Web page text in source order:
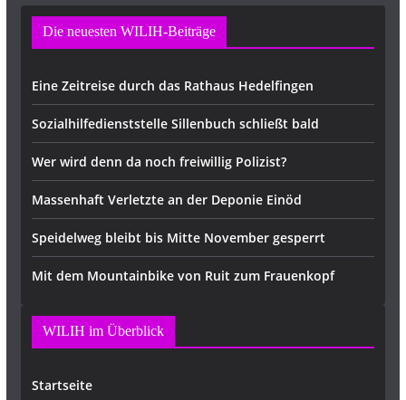
Die neuesten WILIH-Beiträge
Eine Zeitreise durch das Rathaus Hedelfingen
Sozialhilfedienststelle Sillenbuch schließt bald
Wer wird denn da noch freiwillig Polizist?
Massenhaft Verletzte an der Deponie Einöd
Speidelweg bleibt bis Mitte November gesperrt
Mit dem Mountainbike von Ruit zum Frauenkopf
WILIH im Überblick
Startseite